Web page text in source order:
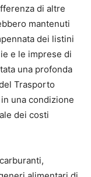
di altre
mantenuti
dei listini
e le imprese di
una profonda
Trasporto
una condizione
dei costi